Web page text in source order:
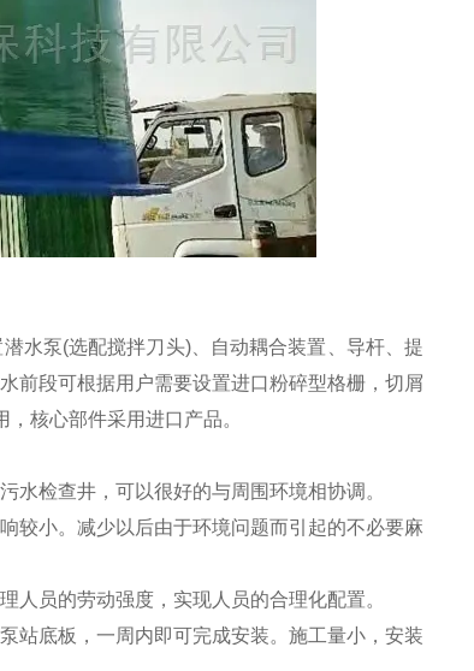
水泵(选配搅拌刀头)、自动耦合装置、导杆、提
前段可根据用户需要设置进口粉碎型格栅，切屑
核心部件采用进口产品。
检查井，可以很好的与周围环境相协调。
较小。减少以后由于环境问题而引起的不必要麻
员的劳动强度，实现人员的合理化配置。
站底板，一周内即可完成安装。施工量小，安装